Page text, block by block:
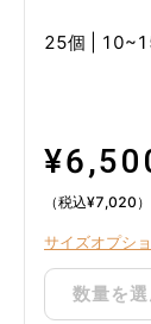
25個
¥
（税込¥7,020）
サイズオプシ